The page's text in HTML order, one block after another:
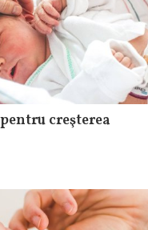
creşterea